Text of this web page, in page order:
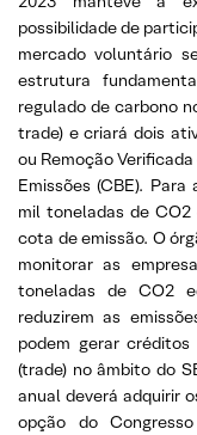
possibilidade de
mercado voluntário
estrutura
regulado de carbono
trade) e criará dois
ou Remoção
Emissões (CBE).
mil toneladas de CO2
cota de emissão. O
monitorar as
toneladas de CO2
reduzirem as
podem gerar
(trade) no âmbito do
anual deverá adquirir
opção do